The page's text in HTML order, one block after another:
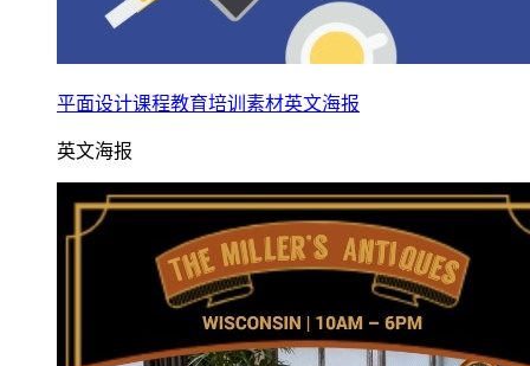
平面设计课程教育培训素材英文海报
英文海报